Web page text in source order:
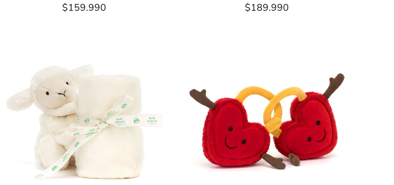
$159.990
$189.990